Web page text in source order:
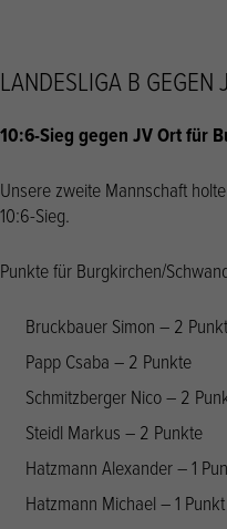
LANDESLIGA B GEGEN
10:6-Sieg gegen JV Ort für
Unsere zweite Mannschaft
10:6-Sieg.
Punkte für Burgkirchen/
Bruckbauer Simon – 2
Papp Csaba – 2 Punkte
Schmitzberger Nico – 2
Steidl Markus – 2 Punkte
Hatzmann Alexander – 1
Hatzmann Michael – 1 Punkt